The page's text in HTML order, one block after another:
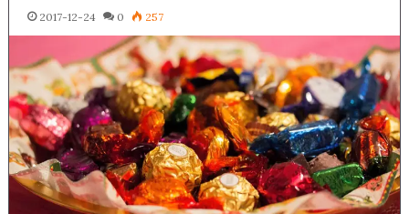
2017-12-24 0 257